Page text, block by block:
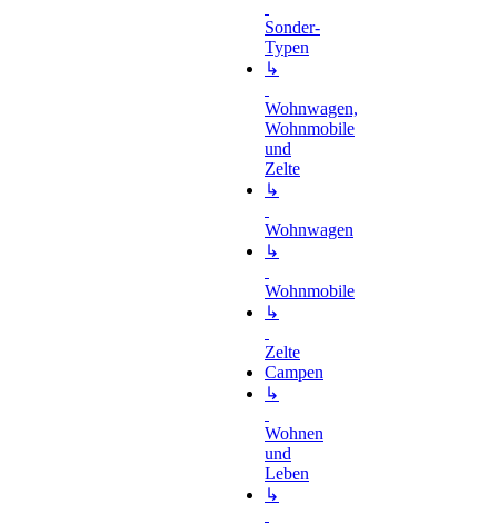
Sonder-
Typen
↳
Wohnwagen,
Wohnmobile
und
Zelte
↳
Wohnwagen
↳
Wohnmobile
↳
Zelte
Campen
↳
Wohnen
und
Leben
↳